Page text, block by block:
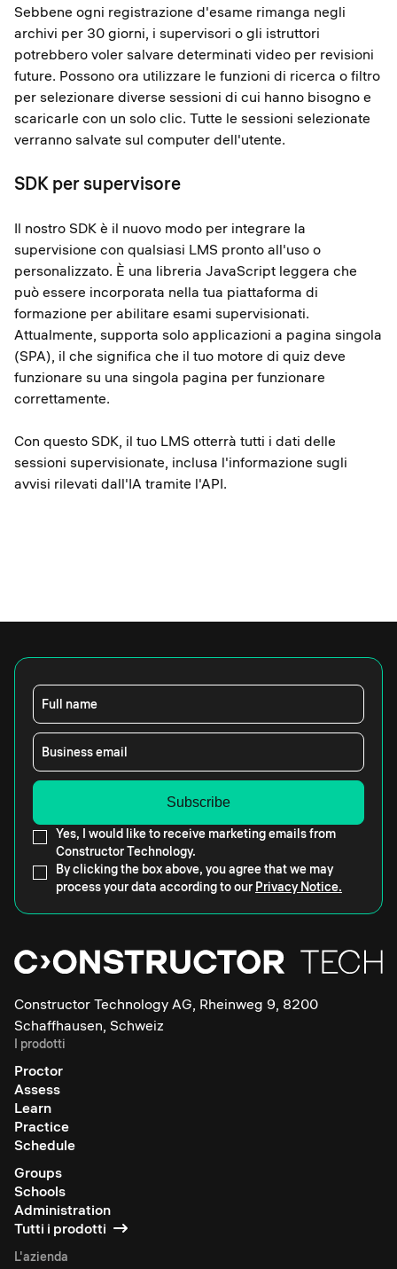
Sebbene ogni registrazione d'esame rimanga negli
archivi per 30 giorni, i supervisori o gli istruttori
potrebbero voler salvare determinati video per revisioni
future. Possono ora utilizzare le funzioni di ricerca o filtro
per selezionare diverse sessioni di cui hanno bisogno e
scaricarle con un solo clic. Tutte le sessioni selezionate
verranno salvate sul computer dell'utente.
SDK per supervisore
Il nostro SDK è il nuovo modo per integrare la
supervisione con qualsiasi LMS pronto all'uso o
personalizzato. È una libreria JavaScript leggera che
può essere incorporata nella tua piattaforma di
formazione per abilitare esami supervisionati.
Attualmente, supporta solo applicazioni a pagina singola
(SPA), il che significa che il tuo motore di quiz deve
funzionare su una singola pagina per funzionare
correttamente.
Con questo SDK, il tuo LMS otterrà tutti i dati delle
sessioni supervisionate, inclusa l'informazione sugli
avvisi rilevati dall'IA tramite l'API.
Full name
Business email
Yes, I would like to receive marketing emails from
Constructor Technology.
By clicking the box above, you agree that we may
process your data according to our Privacy Notice.
Constructor Technology AG, Rheinweg 9, 8200
Schaffhausen, Schweiz
I prodotti
Proctor
Assess
Learn
Practice
Schedule
Groups
Schools
Administration
Tutti i prodotti
L'azienda